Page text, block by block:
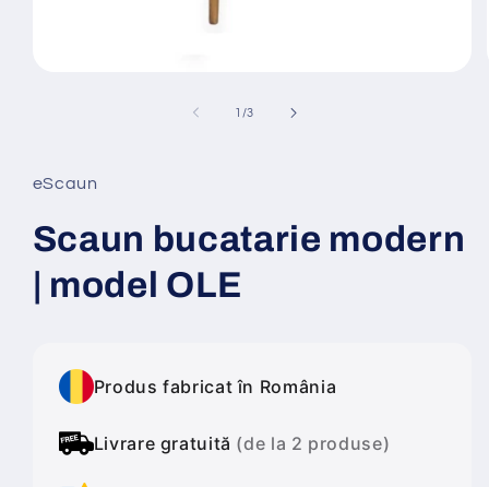
fereastră
modală
1 /din
3
eScaun
Scaun bucatarie modern
| model OLE
Produs fabricat în România
Livrare gratuită (de la 2 produse)